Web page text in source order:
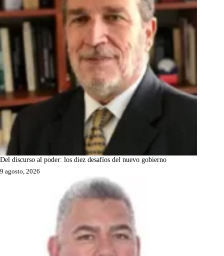
Del discurso al poder: los diez desafíos del nuevo gobierno
9 agosto, 2026